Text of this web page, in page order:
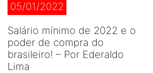
05/01/2022
Salário mínimo de 2022 e o
poder de compra do
brasileiro! – Por Ederaldo
Lima